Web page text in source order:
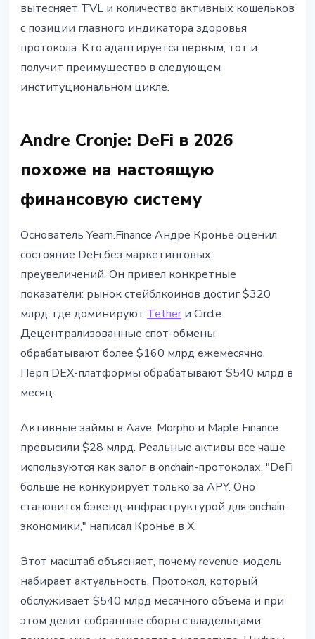
вытесняет TVL и количество активных кошельков
с позиции главного индикатора здоровья
протокола. Кто адаптируется первым, тот и
получит преимущество в следующем
институциональном цикле.
Andre Cronje: DeFi в 2026
похоже на настоящую
финансовую систему
Основатель Yearn.Finance Андре Кронье оценил
состояние DeFi без маркетинговых
преувеличений. Он привел конкретные
показатели: рынок стейблкоинов достиг $320
млрд, где доминируют Tether и Circle.
Децентрализованные спот-обмены
обрабатывают более $160 млрд ежемесячно.
Перп DEX-платформы обрабатывают $540 млрд в
месяц.
Активные займы в Aave, Morpho и Maple Finance
превысили $28 млрд. Реальные активы все чаще
используются как залог в onchain-протоколах. "DeFi
больше не конкурирует только за APY. Оно
становится бэкенд-инфраструктурой для onchain-
экономики," написал Кронье в X.
Этот масштаб объясняет, почему revenue-модель
набирает актуальность. Протокол, который
обслуживает $540 млрд месячного объема и при
этом делит собранные сборы с владельцами